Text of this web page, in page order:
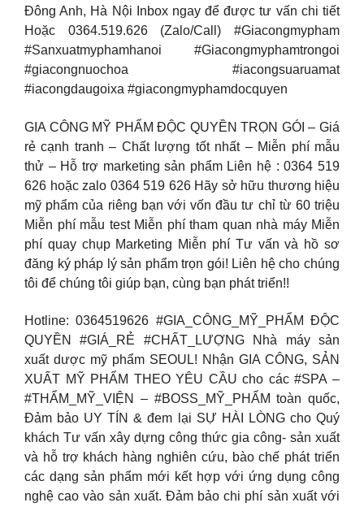
Đông Anh, Hà Nội Inbox ngay để được tư vấn chi tiết
Hoặc 0364.519.626 (Zalo/Call) #Giacongmypham
#Sanxuatmyphamhanoi #Giacongmyphamtrongoi
#giacongnuochoa #iacongsuaruamat
#iacongdaugoixa #giacongmyphamdocquyen
GIA CÔNG MỸ PHẨM ĐỘC QUYỀN TRỌN GÓI – Giá
rẻ cạnh tranh – Chất lượng tốt nhất – Miễn phí mẫu
thử – Hỗ trợ marketing sản phẩm Liên hệ : 0364 519
626 hoặc zalo 0364 519 626 Hãy sở hữu thương hiệu
mỹ phẩm của riêng bạn với vốn đầu tư chỉ từ 60 triệu
Miễn phí mẫu test Miễn phí tham quan nhà máy Miễn
phí quay chụp Marketing Miễn phí Tư vấn và hồ sơ
đăng ký pháp lý sản phẩm trọn gói! Liên hệ cho chúng
tôi để chúng tôi giúp bạn, cùng bạn phát triển!!
Hotline: 0364519626 #GIA_CÔNG_MỸ_PHẨM ĐỘC
QUYỀN #GIÁ_RẺ #CHẤT_LƯỢNG Nhà máy sản
xuất dược mỹ phẩm SEOUL! Nhận GIA CÔNG, SẢN
XUẤT MỸ PHẨM THEO YÊU CẦU cho các #SPA –
#THẨM_MỸ_VIỆN – #BOSS_MỸ_PHẨM toàn quốc,
Đảm bảo UY TÍN & đem lại SỰ HÀI LÒNG cho Quý
khách Tư vấn xây dựng công thức gia công- sản xuất
và hỗ trợ khách hàng nghiên cứu, bào chế phát triển
các dạng sản phẩm mới kết hợp với ứng dụng công
nghệ cao vào sản xuất. Đảm bảo chi phí sản xuất với